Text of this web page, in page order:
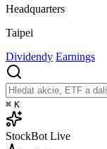
Headquarters
Taipei
Dividendy Earnings
⌘ K
StockBot Live